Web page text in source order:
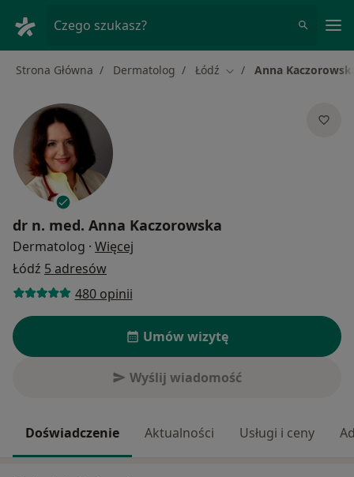
Czego szukasz?
Strona Główna Dermatolog Łódź Zmień miasto
Anna
dr n. med. Anna Kaczorowska
Dermatolog · Więcej
Łódź 5 adresów
480 opinii
Umów wizytę
Wyślij wiadomość
Doświadczenie Aktualności Usługi i ceny